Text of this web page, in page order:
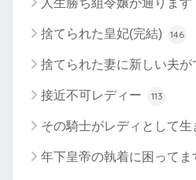
人生勝ち組令嬢が通ります
捨てられた皇妃(完結) 146
捨てられた妻に新しい夫
接近不可レディー 113
その騎士がレディとして生
年下皇帝の執着に困ってま